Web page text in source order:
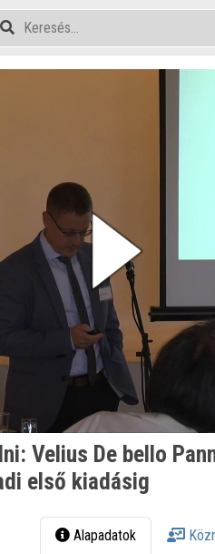
Velius De bello
első kiadásig
Alapadatok